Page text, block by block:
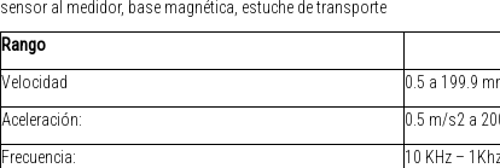
sensor al medidor, base magnética, estuche de transporte
Rango
Velocidad
0.5 a 199.9
Aceleración:
0.5 m/s2 a
Frecuencia:
10 KHz –